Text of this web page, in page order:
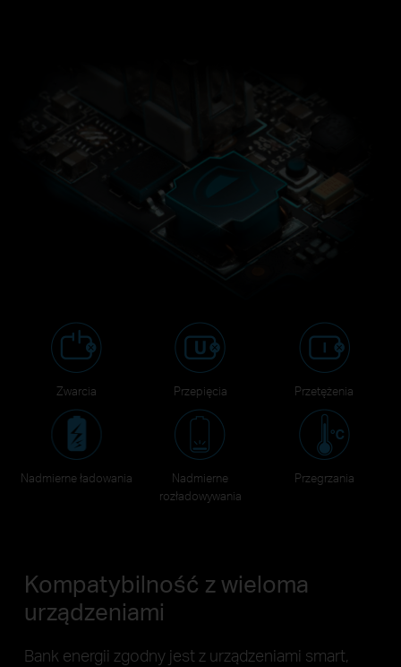
Zwarcia Przepięcia Przetężenia
Nadmierne ładowania
Nadmierne
rozładowywania
Przegrzania
Kompatybilność z wieloma
urządzeniami
Bank energii zgodny jest z urządzeniami smart,